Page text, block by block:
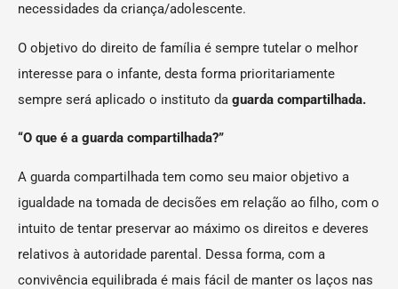
necessidades da criança/adolescente.
O objetivo do direito de família é sempre tutelar o melhor
interesse para o infante, desta forma prioritariamente
sempre será aplicado o instituto da guarda compartilhada.
“O que é a guarda compartilhada?”
A guarda compartilhada tem como seu maior objetivo a
igualdade na tomada de decisões em relação ao filho, com o
intuito de tentar preservar ao máximo os direitos e deveres
relativos à autoridade parental. Dessa forma, com a
convivência equilibrada é mais fácil de manter os laços nas